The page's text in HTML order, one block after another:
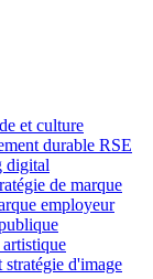
et culture
durable RSE
digital
de marque
employeur
d'image